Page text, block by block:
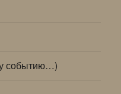
событию…)